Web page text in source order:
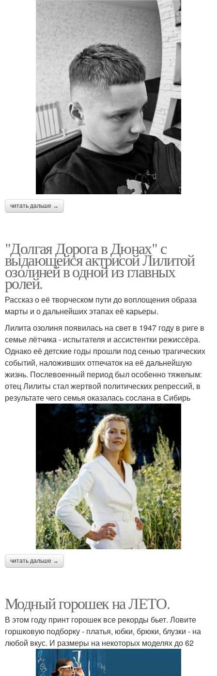
читать дальше →
"Долгая Дорога в Дюнах" с
выдающейся актрисой Лилитой
озолиней в одной из главных
ролей.
Рассказ о её творческом пути до воплощения образа
марты и о дальнейших этапах её карьеры.
Лилита озолиня появилась на свет в 1947 году в риге в
семье лётчика - испытателя и ассистентки режиссёра.
Однако её детские годы прошли под сенью трагических
событий, наложивших отпечаток на её дальнейшую
жизнь. Послевоенный период был особенно тяжелым:
отец Лилиты стал жертвой политических репрессий, в
результате чего семья оказалась сослана в Сибирь
читать дальше →
Модный горошек на ЛЕТО.
В этом году принт горошек все рекорды бьет. Ловите
горшковую подборку - платья, юбки, брюки, блузки - на
любой вкус. И размеры на некоторых моделях до 62